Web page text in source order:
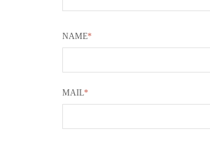
NAME*
MAIL*